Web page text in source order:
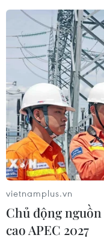
vietnamplus.vn
Chủ động
cao APEC 2027